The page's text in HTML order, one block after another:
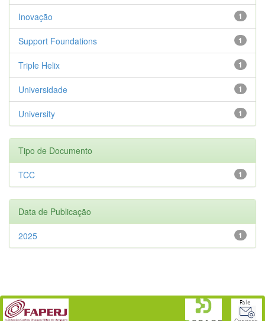
1
Inovação
1
Support Foundations
1
Triple Helix
1
Universidade
1
University
Tipo de Documento
1
TCC
Data de Publicação
1
2025